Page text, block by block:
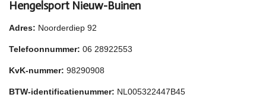
Hengelsport Nieuw-Buinen
Adres: Noorderdiep 92
Telefoonnummer: 06 28922553
KvK-nummer: 98290908
BTW-identificatienummer: NL005322447B45